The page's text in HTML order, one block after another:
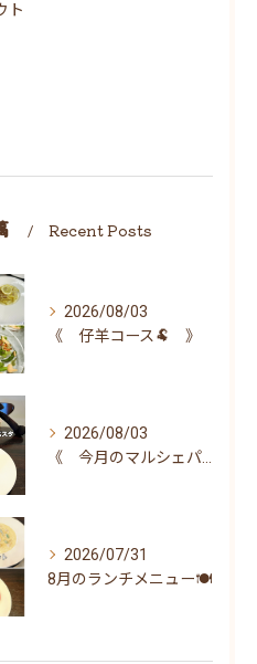
ト
Recent Posts
2026/08/03
《 仔羊コース🐏 》
2026/08/03
2026/07/31
8月のランチメニュー🍽